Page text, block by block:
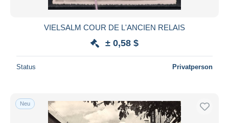
Bancontact
Wohnsitz des Verkäufers
VIELSALM COUR DE L'ANCIEN RELAIS
± 0,58 $
Status Privatperson
Neu